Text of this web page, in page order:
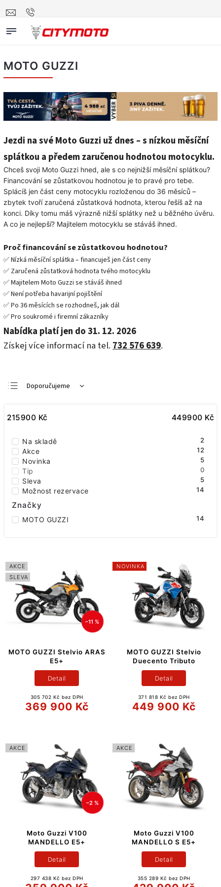
MOTO GUZZI
Jezdi na své Moto Guzzi už dnes – s nízkou měsíční
splátkou a předem zaručenou hodnotou motocyklu.
Chceš svoji Moto Guzzi hned, ale s co nejnižší měsíční splátkou?
Financování se zůstatkovou hodnotou je to pravé pro tebe.
Splácíš jen část ceny motocyklu rozloženou do 36 měsíců –
zbytek tvoří zaručená zůstatková hodnota, kterou řešíš až na
konci. Díky tomu máš výrazně nižší splátky než u běžného úvěru.
A co je nejlepší? Majitelem motocyklu se stáváš ihned.
Proč financování se zůstatkovou hodnotou?
✅ Nízká měsíční splátka – financuješ jen část ceny
✅ Zaručená zůstatková hodnota tvého motocyklu
✅ Majitelem Moto Guzzi se stáváš ihned
✅ Není potřeba havarijní pojištění
✅ Po 36 měsících se rozhodneš, jak dál
✅ Pro soukromé i firemní zákazníky
Nabídka platí jen do 31. 12. 2026
Získej více informací na tel. 732 576 639.
Doporučujeme
Nejdražší
Abecedně
215900 Kč 449900 Kč
Na skladě 2
Akce 12
Novinka 5
Tip 0
Sleva 5
Možnost rezervace 14
Značky
MOTO GUZZI 14
AKCE
SLEVA
–11 %
MOTO GUZZI Stelvio ARAS
E5+
305 702 Kč bez DPH
369 900 Kč
Detail
NOVINKA
MOTO GUZZI Stelvio
Duecento Tributo
371 818 Kč bez DPH
449 900 Kč
Detail
AKCE
–2 %
Moto Guzzi V100
MANDELLO E5+
297 438 Kč bez DPH
Detail
AKCE
Moto Guzzi V100
MANDELLO S E5+
355 289 Kč bez DPH
Detail